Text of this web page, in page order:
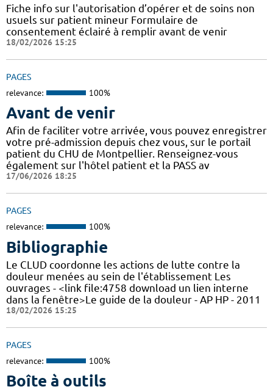
Fiche info sur l'autorisation d’opérer et de soins non
usuels sur patient mineur Formulaire de
consentement éclairé à remplir avant de venir
18/02/2026 15:25
PAGES
relevance: 100%
Avant de venir
Afin de faciliter votre arrivée, vous pouvez enregistrer
votre pré-admission depuis chez vous, sur le portail
patient du CHU de Montpellier. Renseignez-vous
également sur l'hôtel patient et la PASS av
17/06/2026 18:25
PAGES
relevance: 100%
Bibliographie
Le CLUD coordonne les actions de lutte contre la
douleur menées au sein de l'établissement Les
ouvrages - <link file:4758 download un lien interne
dans la fenêtre>Le guide de la douleur - AP HP - 2011
18/02/2026 15:25
PAGES
relevance: 100%
Boîte à outils